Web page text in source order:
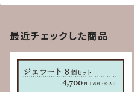
最近チェックした商品